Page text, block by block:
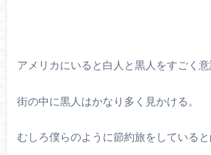
アメリカにいると白人と黒人をすごく意
街の中に黒人はかなり多く見かける。
むしろ僕らのように節約旅をしていると